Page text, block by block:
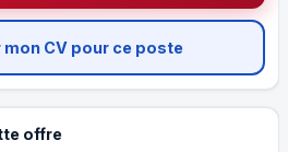
CV pour ce poste
offre